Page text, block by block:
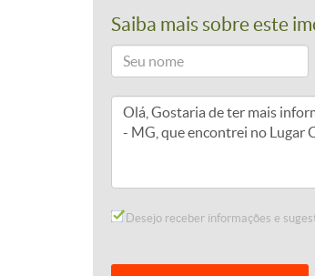
Saiba mais sobre este
Desejo receber informações e